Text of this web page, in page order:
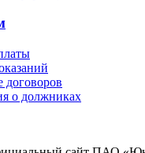
договоров
о должниках